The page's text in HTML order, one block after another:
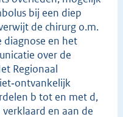
bij een diep
de chirurg o.m.
diagnose en het
over de
Regionaal
b tot en met d,
en aan de